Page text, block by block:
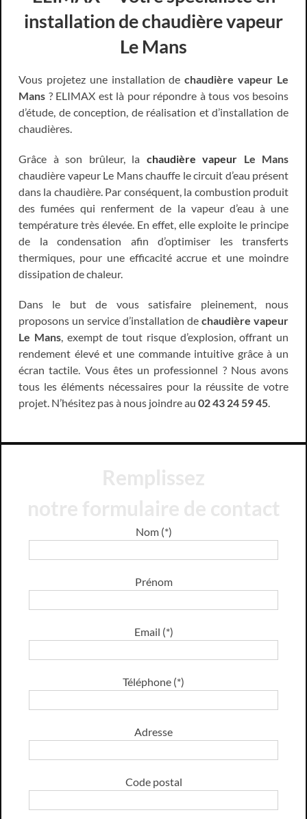
installation de chaudière vapeur
Le Mans
Vous projetez une installation dechaudière vapeur Le
Mans ? ELIMAX est là pour répondre à tous vos besoins
d’étude, de conception, de réalisation et d’installation de
chaudières.
Grâce à son brûleur, la chaudière vapeur Le Mans
chaudière vapeur Le Mans chauffe le circuit d’eau présent
dans la chaudière. Par conséquent, la combustion produit
des fumées qui renferment de la vapeur d’eau à une
température très élevée. En effet, elle exploite le principe
de la condensation afin d’optimiser les transferts
thermiques, pour une efficacité accrue et une moindre
dissipation de chaleur.
Dans le but de vous satisfaire pleinement, nous
proposons un service d’installation de chaudière vapeur
Le Mans, exempt de tout risque d’explosion, offrant un
rendement élevé et une commande intuitive grâce à un
écran tactile. Vous êtes un professionnel ? Nous avons
tous les éléments nécessaires pour la réussite de votre
projet. N’hésitez pas à nous joindre au 02 43 24 59 45.
Nom (*)
Prénom
Email (*)
Téléphone (*)
Adresse
Code postal